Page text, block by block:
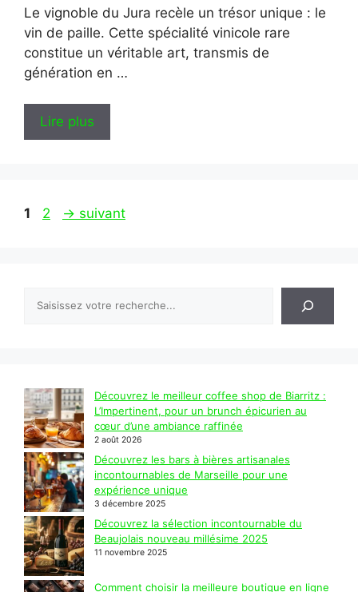
Le vignoble du Jura recèle un trésor unique : le
vin de paille. Cette spécialité vinicole rare
constitue un véritable art, transmis de
génération en …
Lire plus
Page
1 Page
2 → suivant
Découvrez le meilleur coffee shop de Biarritz :
L’Impertinent, pour un brunch épicurien au
cœur d’une ambiance raffinée
2 août 2026
Découvrez les bars à bières artisanales
incontournables de Marseille pour une
expérience unique
3 décembre 2025
Découvrez la sélection incontournable du
Beaujolais nouveau millésime 2025
11 novembre 2025
Comment choisir la meilleure boutique en ligne